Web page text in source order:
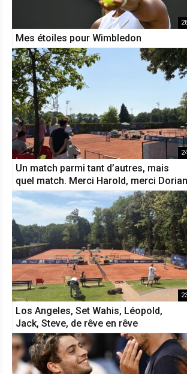
Mes étoiles pour Wimbledon
Un match parmi tant d’autres, mais
quel match. Merci Harold, merci Dorian
Los Angeles, Set Wahis, Léopold,
Jack, Steve, de rêve en rêve